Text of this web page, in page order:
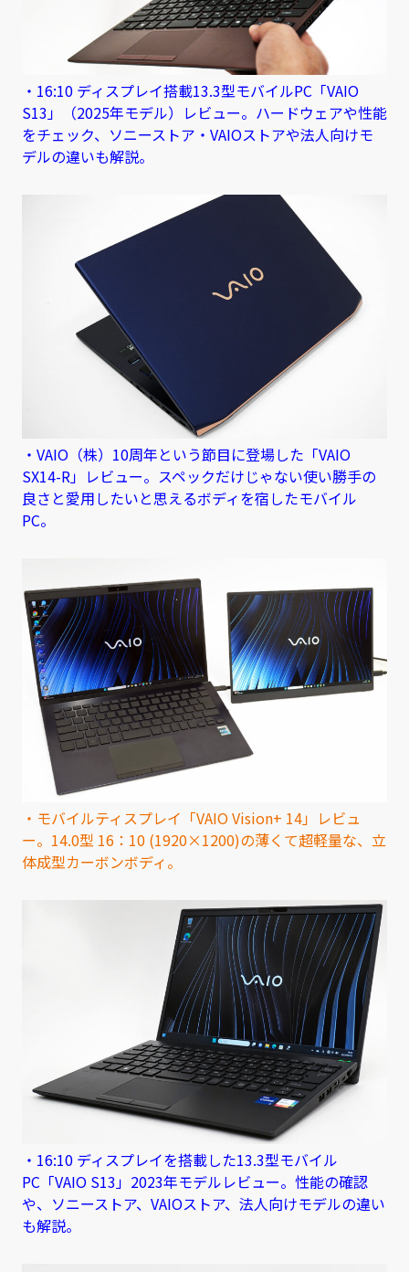
・16:10 ディスプレイ搭載13.3型モバイルPC「VAIO
S13」（2025年モデル）レビュー。ハードウェアや性能
をチェック、ソニーストア・VAIOストアや法人向けモ
デルの違いも解説。
・VAIO（株）10周年という節目に登場した「VAIO
SX14-R」レビュー。スペックだけじゃない使い勝手の
良さと愛用したいと思えるボディを宿したモバイル
PC。
・モバイルティスプレイ「VAIO Vision+ 14」レビュ
ー。14.0型 16：10 (1920×1200)の薄くて超軽量な、立
体成型カーボンボディ。
・16:10 ディスプレイを搭載した13.3型モバイル
PC「VAIO S13」2023年モデルレビュー。性能の確認
や、ソニーストア、VAIOストア、法人向けモデルの違い
も解説。